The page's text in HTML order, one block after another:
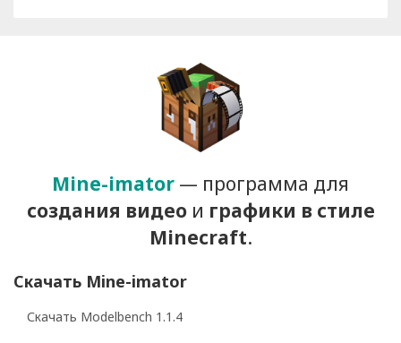
Mine-imator — программа для
создания видеои графики в стиле
Minecraft.
Скачать Mine-imator
Скачать Modelbench 1.1.4